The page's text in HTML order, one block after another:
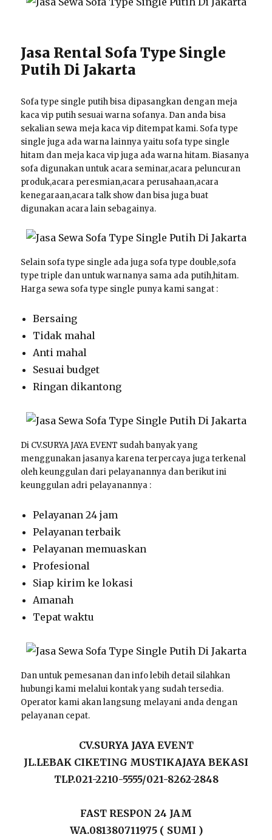
Jasa Rental Sofa Type Single
Putih Di Jakarta
Sofa type single putih bisa dipasangkan dengan meja
kaca vip putih sesuai warna sofanya. Dan anda bisa
sekalian sewa meja kaca vip ditempat kami. Sofa type
single juga ada warna lainnya yaitu sofa type single
hitam dan meja kaca vip juga ada warna hitam. Biasanya
sofa digunakan untuk acara seminar,acara peluncuran
produk,acara peresmian,acara perusahaan,acara
kenegaraan,acara talk show dan bisa juga buat
digunakan acara lain sebagainya.
Selain sofa type single ada juga sofa type double,sofa
type triple dan untuk warnanya sama ada putih,hitam.
Harga sewa sofa type single punya kami sangat :
Bersaing
Tidak mahal
Anti mahal
Sesuai budget
Ringan dikantong
Di CV.SURYA JAYA EVENT sudah banyak yang
menggunakan jasanya karena terpercaya juga terkenal
oleh keunggulan dari pelayanannya dan berikut ini
keunggulan adri pelayanannya :
Pelayanan 24 jam
Pelayanan terbaik
Pelayanan memuaskan
Profesional
Siap kirim ke lokasi
Amanah
Tepat waktu
Dan untuk pemesanan dan info lebih detail silahkan
hubungi kami melalui kontak yang sudah tersedia.
Operator kami akan langsung melayani anda dengan
pelayanan cepat.
CV.SURYA JAYA EVENT
JL.LEBAK CIKETING MUSTIKAJAYA BEKASI
TLP.021-2210-5555/021-8262-2848
FAST RESPON 24 JAM
WA.081380711975 ( SUMI )